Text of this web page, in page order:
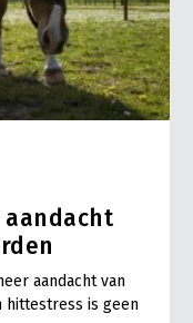
aandacht
aandacht van
hittestress is geen